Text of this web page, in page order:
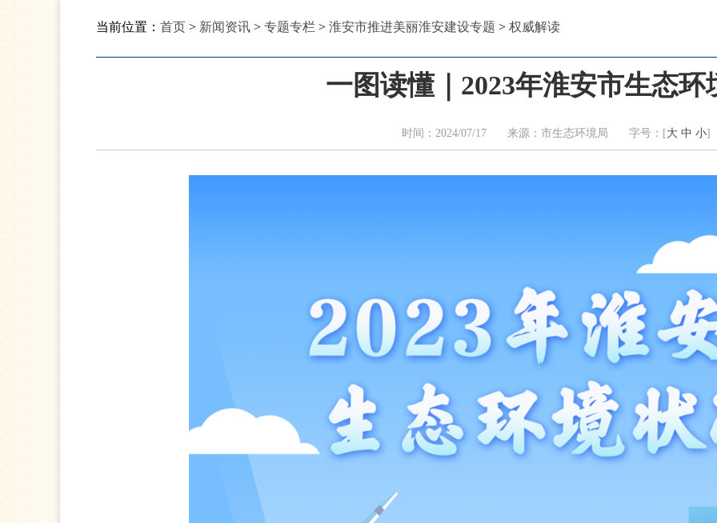
当前位置： 首页 > 新闻资讯 > 专题专栏 > 淮安市推进美丽淮安建设专题 > 权威解读
一图读懂｜2023年淮安市生态环
时间：2024/07/17 来源：市生态环境局 字号：[大 中 小]